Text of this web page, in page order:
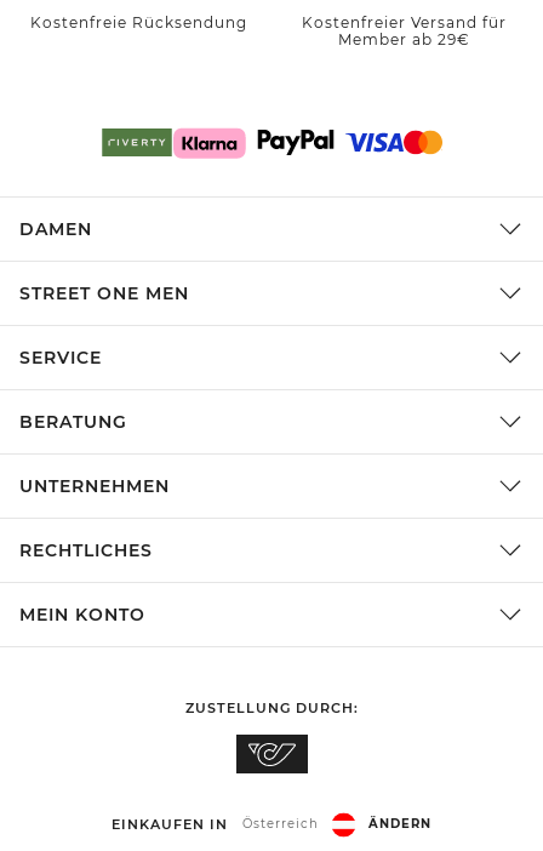
Kostenfreie Rücksendung
Kostenfreier Versand für
Member ab 29€
DAMEN
STREET ONE MEN
SERVICE
BERATUNG
UNTERNEHMEN
RECHTLICHES
MEIN KONTO
ZUSTELLUNG DURCH:
EINKAUFEN IN Österreich ÄNDERN